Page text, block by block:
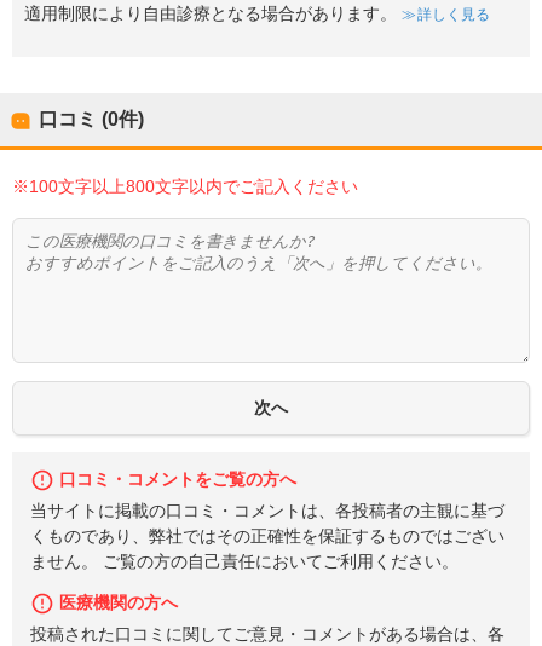
適用制限により自由診療となる場合があります。
詳しく見る
口コミ (0件)
※100文字以上800文字以内でご記入ください
口コミ・コメントをご覧の方へ
当サイトに掲載の口コミ・コメントは、各投稿者の主観に基づ
くものであり、弊社ではその正確性を保証するものではござい
ません。 ご覧の方の自己責任においてご利用ください。
医療機関の方へ
投稿された口コミに関してご意見・コメントがある場合は、各